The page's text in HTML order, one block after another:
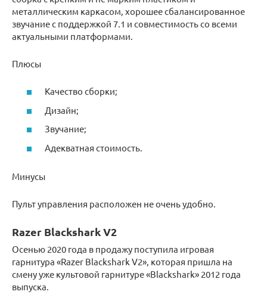
металлическим каркасом, хорошее сбалансированное
звучание с поддержкой 7.1 и совместимость со всеми
актуальными платформами.
Плюсы
Качество сборки;
Дизайн;
Звучание;
Адекватная стоимость.
Минусы
Пульт управления расположен не очень удобно.
Razer Blackshark V2
Осенью 2020 года в продажу поступила игровая
гарнитура «Razer Blackshark V2», которая пришла на
смену уже культовой гарнитуре «Blackshark» 2012 года
выпуска.